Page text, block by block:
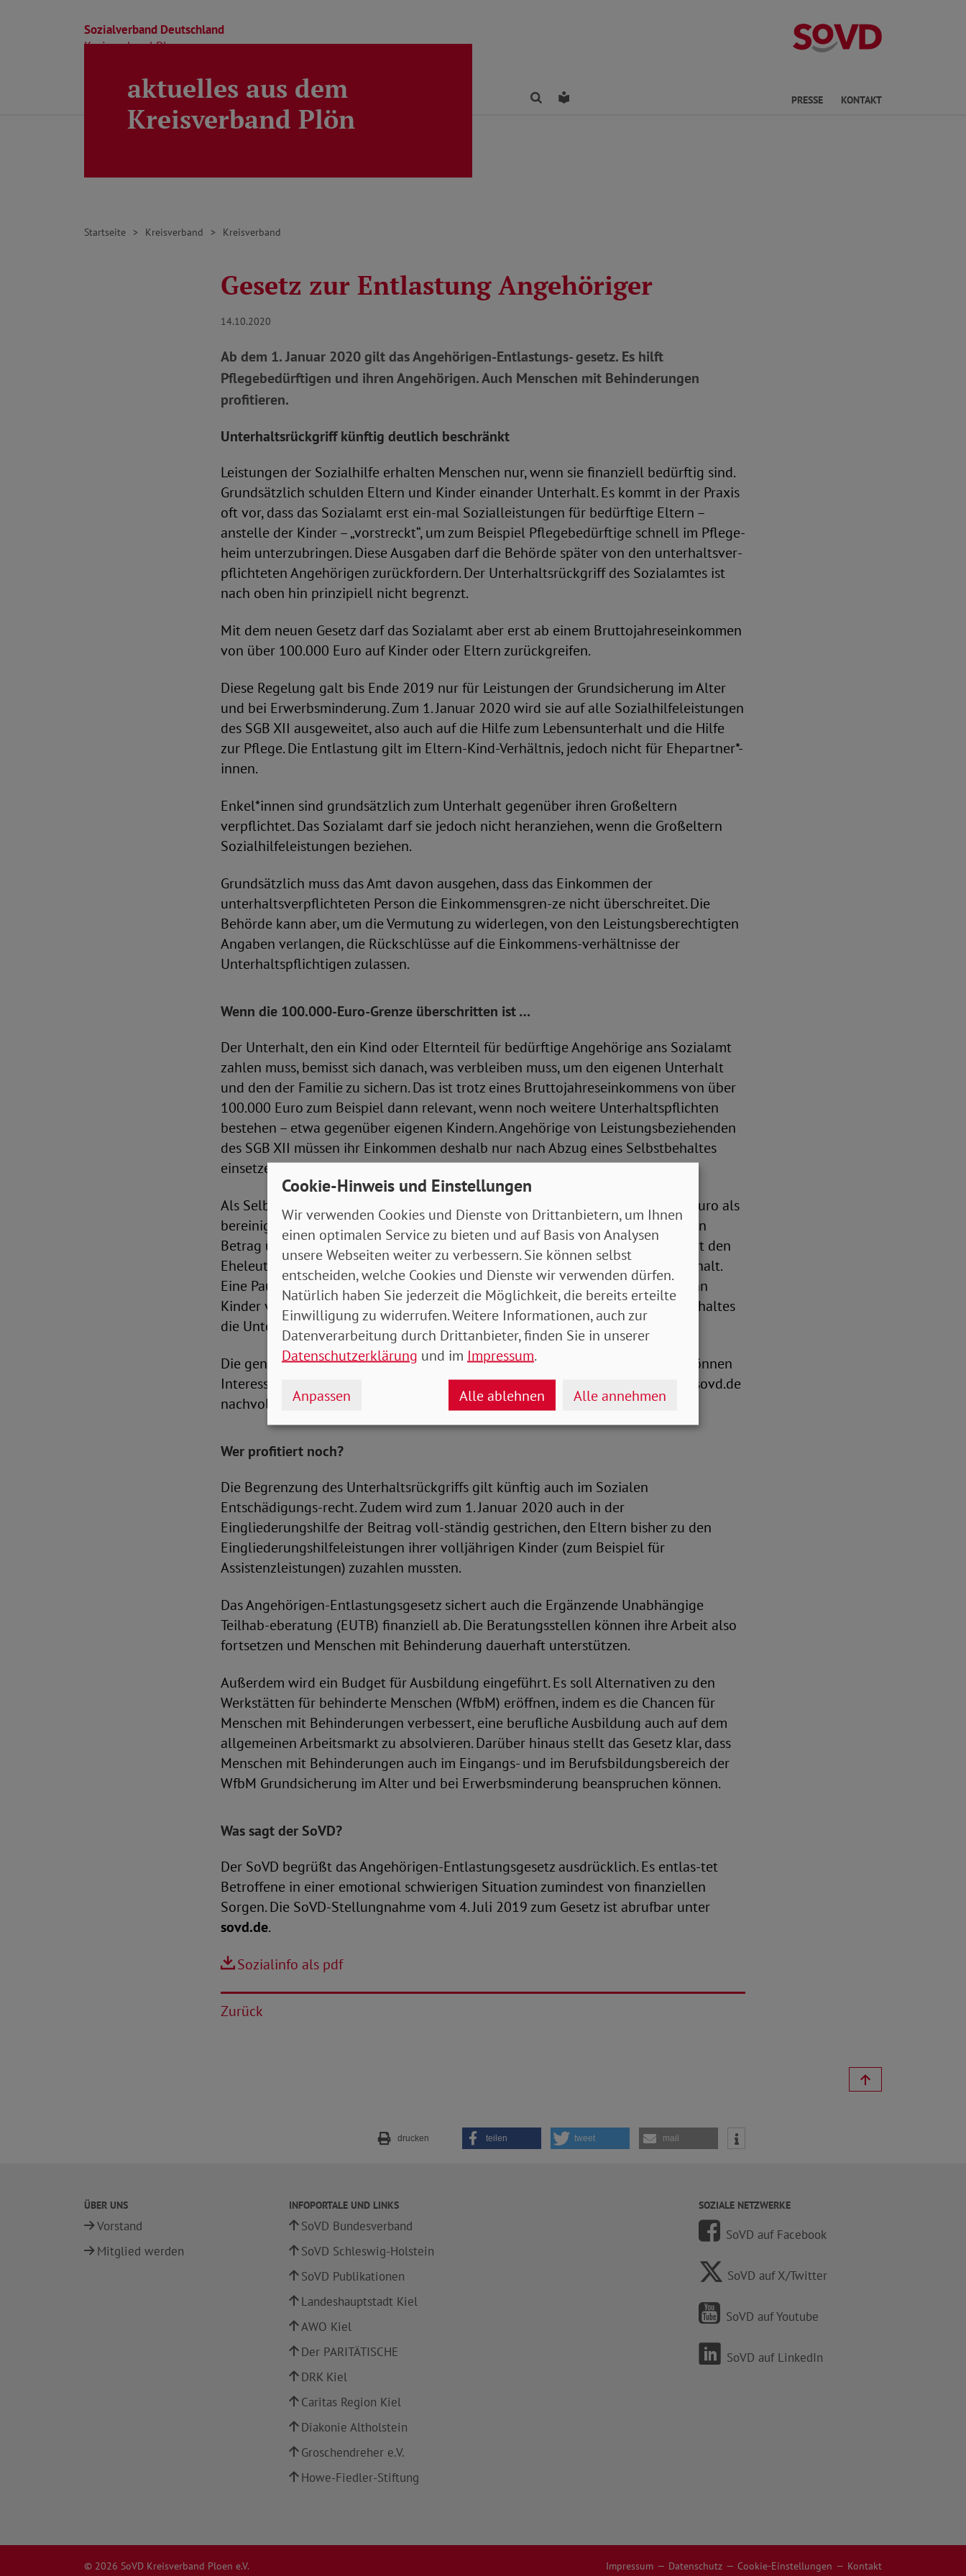
Sozialverband Deutschland
Kreisverband Ploen
Kreisverband
Direkt zu den Inhalten springen
Beratung Ortsverbände Kreisverband FindenLeichte Sprache PRESSE KONTAKT
aktuelles aus dem
Kreisverband Plön
Startseite Kreisverband Kreisverband
Gesetz zur Entlastung Angehöriger
14.10.2020
Ab dem 1. Januar 2020 gilt das Angehörigen-Entlastungs- gesetz. Es hilft
Pflegebedürftigen und ihren Angehörigen. Auch Menschen mit Behinderungen
profitieren.
Unterhaltsrückgriff künftig deutlich beschränkt
Leistungen der Sozialhilfe erhalten Menschen nur, wenn sie finanziell bedürftig sind.
Grundsätzlich schulden Eltern und Kinder einander Unterhalt. Es kommt in der Praxis
oft vor, dass das Sozialamt erst ein-mal Sozialleistungen für bedürftige Eltern –
anstelle der Kinder – „vorstreckt“, um zum Beispiel Pflegebedürftige schnell im Pflege-
heim unterzubringen. Diese Ausgaben darf die Behörde später von den unterhaltsver-
pflichteten Angehörigen zurückfordern. Der Unterhaltsrückgriff des Sozialamtes ist
nach oben hin prinzipiell nicht begrenzt.
Mit dem neuen Gesetz darf das Sozialamt aber erst ab einem Bruttojahreseinkommen
von über 100.000 Euro auf Kinder oder Eltern zurückgreifen.
Diese Regelung galt bis Ende 2019 nur für Leistungen der Grundsicherung im Alter
und bei Erwerbsminderung. Zum 1. Januar 2020 wird sie auf alle Sozialhilfeleistungen
des SGB XII ausgeweitet, also auch auf die Hilfe zum Lebensunterhalt und die Hilfe
zur Pflege. Die Entlastung gilt im Eltern-Kind-Verhältnis, jedoch nicht für Ehepartner*-
innen.
Enkel*innen sind grundsätzlich zum Unterhalt gegenüber ihren Großeltern
verpflichtet. Das Sozialamt darf sie jedoch nicht heranziehen, wenn die Großeltern
Sozialhilfeleistungen beziehen.
Grundsätzlich muss das Amt davon ausgehen, dass das Einkommen der
unterhaltsverpflichteten Person die Einkommensgren-ze nicht überschreitet. Die
Behörde kann aber, um die Vermutung zu widerlegen, von den Leistungsberechtigten
Angaben verlangen, die Rückschlüsse auf die Einkommens-verhältnisse der
Unterhaltspflichtigen zulassen.
Wenn die 100.000-Euro-Grenze überschritten ist …
Der Unterhalt, den ein Kind oder Elternteil für bedürftige Angehörige ans Sozialamt
zahlen muss, bemisst sich danach, was verbleiben muss, um den eigenen Unterhalt
und den der Familie zu sichern. Das ist trotz eines Bruttojahreseinkommens von über
100.000 Euro zum Beispiel dann relevant, wenn noch weitere Unterhaltspflichten
bestehen – etwa gegenüber eigenen Kindern. Angehörige von Leistungsbeziehenden
des SGB XII müssen ihr Einkommen deshalb nur nach Abzug eines Selbstbehaltes
einsetzen.
Als Selbstbehalt steht Unterhaltspflichtigen monatlich ein Betrag von 1.800 Euro als
bereinigtes Nettoeinkommen zuzüglich 50 Prozent des Einkommens, das diesen
Betrag übersteigt, zu. Sofern das unterhaltspflichtige Kind verheiratet ist, bleibt den
Eheleuten pauschal derzeit 3.240 Euro (1.800 Euro + 1.440 Euro) als Selbstbehalt.
Eine Pauschale für Warmmiete ist in den Berechnungen schon inbegriffen. Wenn
Kinder vorhanden sind, zieht das Sozialamt bei der Ermittlung des Elternunterhaltes
die Unterhaltsansprüche der Kinder ab.
Die genauen Berechnungsschritte, auch bezüglich vorhandenen Vermögens, können
Interessierte in der SoVD-Broschüre „Grundsicherung – Ihr gutes Recht“ unter sovd.de
nachvollziehen.
Wer profitiert noch?
Die Begrenzung des Unterhaltsrückgriffs gilt künftig auch im Sozialen
Entschädigungs-recht. Zudem wird zum 1. Januar 2020 auch in der
Eingliederungshilfe der Beitrag voll-ständig gestrichen, den Eltern bisher zu den
Eingliederungshilfeleistungen ihrer volljährigen Kinder (zum Beispiel für
Assistenzleistungen) zuzahlen mussten.
Das Angehörigen-Entlastungsgesetz sichert auch die Ergänzende Unabhängige
Teilhab-eberatung (EUTB) finanziell ab. Die Beratungsstellen können ihre Arbeit also
fortsetzen und Menschen mit Behinderung dauerhaft unterstützen.
Außerdem wird ein Budget für Ausbildung eingeführt. Es soll Alternativen zu den
Werkstätten für behinderte Menschen (WfbM) eröffnen, indem es die Chancen für
Menschen mit Behinderungen verbessert, eine berufliche Ausbildung auch auf dem
allgemeinen Arbeitsmarkt zu absolvieren. Darüber hinaus stellt das Gesetz klar, dass
Menschen mit Behinderungen auch im Eingangs- und im Berufsbildungsbereich der
WfbM Grundsicherung im Alter und bei Erwerbsminderung beanspruchen können.
Was sagt der SoVD?
Der SoVD begrüßt das Angehörigen-Entlastungsgesetz ausdrücklich. Es entlas-tet
Betroffene in einer emotional schwierigen Situation zumindest von finanziellen
Sorgen. Die SoVD-Stellungnahme vom 4. Juli 2019 zum Gesetz ist abrufbar unter
sovd.de.
Sozialinfo als pdf
Zurück
drucken teilen tweet mail
ÜBER UNS
Vorstand
Mitglied werden
INFOPORTALE UND LINKS
SoVD Bundesverband
SoVD Schleswig-Holstein
SoVD Publikationen
Landeshauptstadt Kiel
AWO Kiel
Der PARITÄTISCHE
DRK Kiel
Caritas Region Kiel
Diakonie Altholstein
Groschendreher e.V.
Howe-Fiedler-Stiftung
SOZIALE NETZWERKE
SoVD auf Facebook
SoVD auf X/Twitter
SoVD auf Youtube
SoVD auf LinkedIn
© 2026 SoVD Kreisverband Ploen e.V. Impressum Datenschutz Cookie-Einstellungen Kontakt
Cookie-Hinweis und Einstellungen
Wir verwenden Cookies und Dienste von Drittanbietern, um Ihnen
einen optimalen Service zu bieten und auf Basis von Analysen
unsere Webseiten weiter zu verbessern. Sie können selbst
entscheiden, welche Cookies und Dienste wir verwenden dürfen.
Natürlich haben Sie jederzeit die Möglichkeit, die bereits erteilte
Einwilligung zu widerrufen. Weitere Informationen, auch zur
Datenverarbeitung durch Drittanbieter, finden Sie in unserer
Datenschutzerklärung und im Impressum.
Anpassen Alle ablehnen Alle annehmen